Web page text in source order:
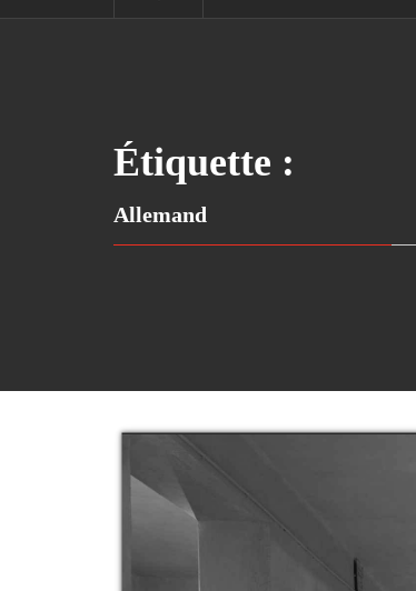
Étiquette :
Allemand